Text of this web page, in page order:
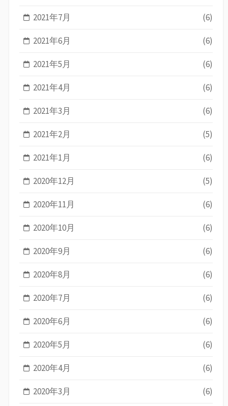
2021年7月 (6)
2021年6月 (6)
2021年5月 (6)
2021年4月 (6)
2021年3月 (6)
2021年2月 (5)
2021年1月 (6)
2020年12月 (5)
2020年11月 (6)
2020年10月 (6)
2020年9月 (6)
2020年8月 (6)
2020年7月 (6)
2020年6月 (6)
2020年5月 (6)
2020年4月 (6)
2020年3月 (6)